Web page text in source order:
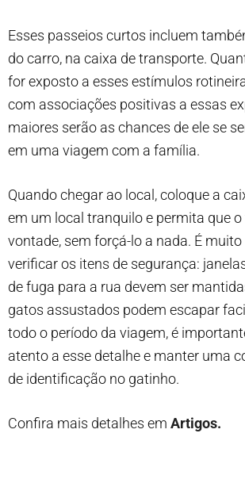
Esses passeios curtos incluem
do carro, na caixa de transporte.
for exposto a esses estímulos
com associações positivas a essas
maiores serão as chances de ele se
em uma viagem com a família.
Quando chegar ao local, coloque a
em um local tranquilo e permita que o
vontade, sem forçá-lo a nada. É
verificar os itens de segurança:
de fuga para a rua devem ser
gatos assustados podem escapar
todo o período da viagem, é
atento a esse detalhe e manter uma
de identificação no gatinho.
Confira mais detalhes em Artigos.